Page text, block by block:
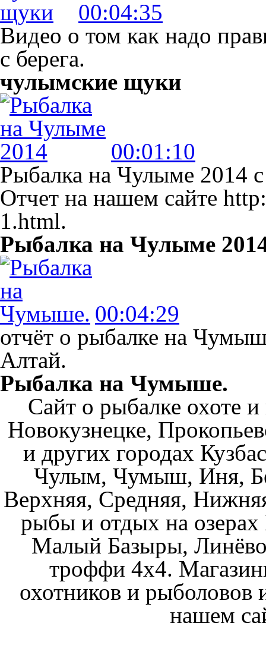
00:04:35
Видео о том как надо
с берега.
чулымские щуки
00:01:10
Рыбалка на Чулыме 2014
Отчет на нашем сайте
1.html.
Рыбалка на Чулыме
00:04:29
отчёт о рыбалке на
Алтай.
Рыбалка на Чумыше.
Сайт о рыбалке охоте
Новокузнецке,
и других городах
Чулым, Чумыш, Иня,
Верхняя, Средняя,
рыбы и отдых на
Малый Базыры,
троффи 4х4.
охотников и рыболовов
нашем